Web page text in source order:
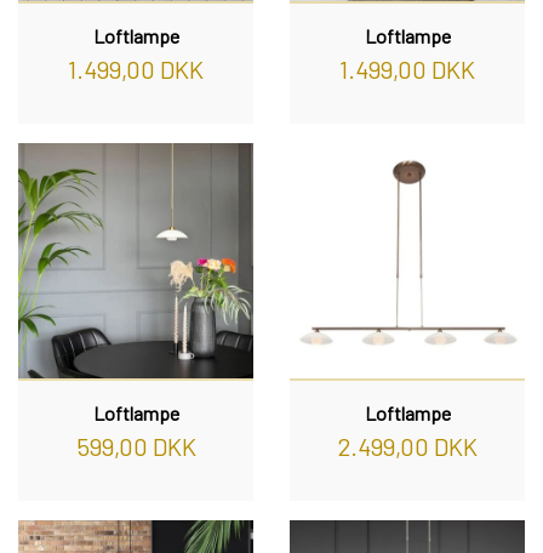
Loftlampe
1.499,00 DKK
Loftlampe
1.499,00 DKK
Loftlampe
599,00 DKK
Loftlampe
2.499,00 DKK